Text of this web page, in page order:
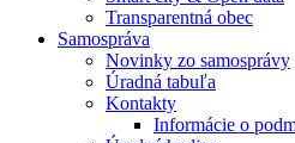
Transparentná obec
Samospráva
Novinky zo samosprávy
Úradná tabuľa
Kontakty
Informácie o